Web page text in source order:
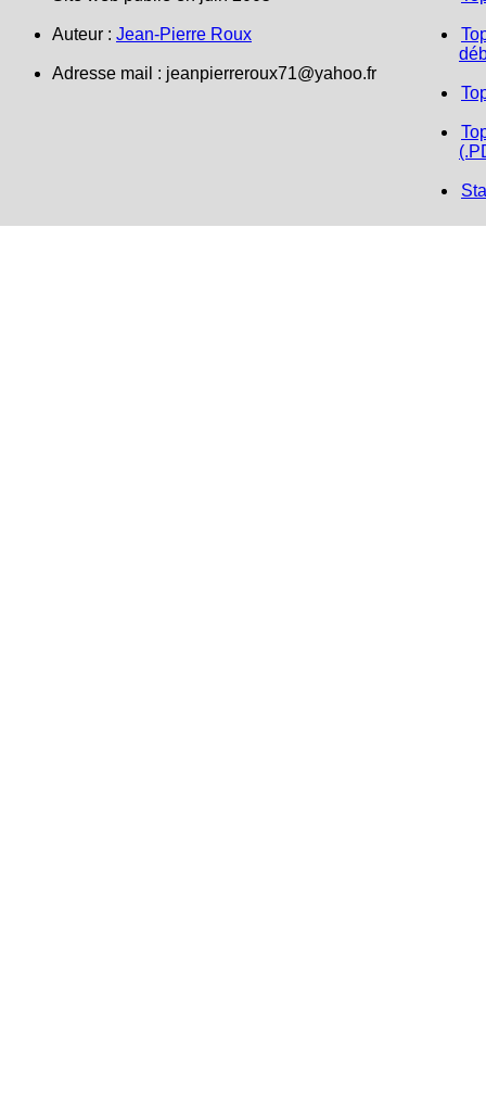
Auteur : Jean-Pierre Roux
Adresse mail : jeanpierreroux71@yahoo.fr